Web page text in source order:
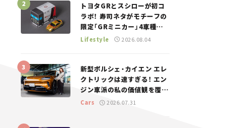
トヨタGRとスシローが初コ
ラボ！ 寿司ネタがモチーフの
限定「GRミニカー」4車種が
登場。入手方法は？【クルマ
Lifestyle 2026.08.04
新型ポルシェ・カイエン エレ
クトリックは速すぎる！ エン
ジン車派の私の価値観を覆し
た、新しいポルシェの走り。
Cars 2026.07.31